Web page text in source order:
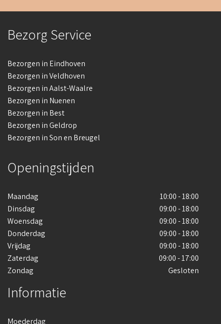
Bezorg Service
Bezorgen in Eindhoven
Bezorgen in Veldhoven
Bezorgen in Aalst-Waalre
Bezorgen in Nuenen
Bezorgen in Best
Bezorgen in Geldrop
Bezorgen in Son en Breugel
Openingstijden
Maandag
10:00 - 18:00
Dinsdag
09:00 - 18:00
Woensdag
09:00 - 18:00
Donderdag
09:00 - 18:00
Vrijdag
09:00 - 18:00
Zaterdag
09:00 - 17:00
Zondag
Gesloten
Informatie
Moederdag